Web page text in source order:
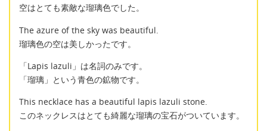
空はとても素敵な瑠璃色でした。
The azure of the sky was beautiful.
瑠璃色の空は美しかったです。
「Lapis lazuli」は名詞のみです。
「瑠璃」という青色の鉱物です。
This necklace has a beautiful lapis lazuli stone.
このネックレスはとても綺麗な瑠璃の宝石がついています。